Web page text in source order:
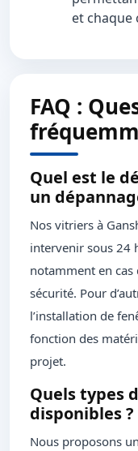
et chaque
FAQ :
Quel est le
un
Nos vitriers à
intervenir sous 24
notamment en
sécurité. Pour
l’installation de
fonction des
projet.
Quels types
disponibles ?
Nous proposons